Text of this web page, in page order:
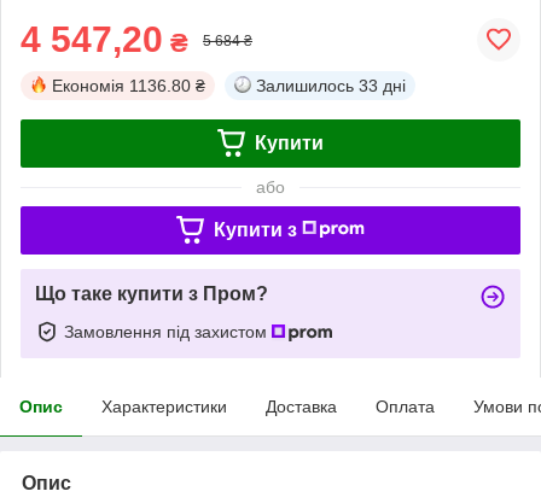
4 547,20 ₴ 5 684 ₴
Економія 1136.80 ₴ Залишилось 33 дні
Купити
або
Купити з
Що таке купити з Пром?
Замовлення під захистом
Опис Характеристики Доставка Оплата Умови
Опис